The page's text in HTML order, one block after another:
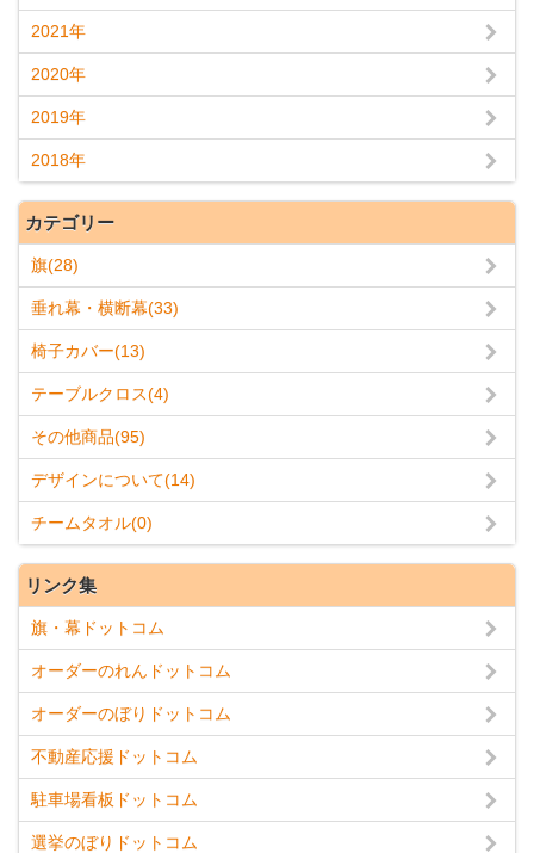
2021年
2020年
2019年
2018年
カテゴリー
旗(28)
垂れ幕・横断幕(33)
椅子カバー(13)
テーブルクロス(4)
その他商品(95)
デザインについて(14)
チームタオル(0)
リンク集
旗・幕ドットコム
オーダーのれんドットコム
オーダーのぼりドットコム
不動産応援ドットコム
駐車場看板ドットコム
選挙のぼりドットコム